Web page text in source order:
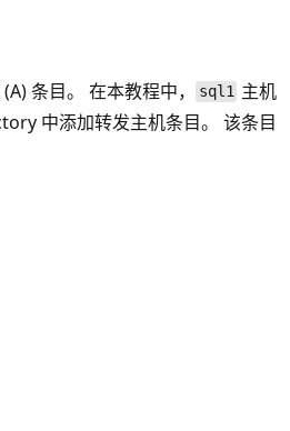
条目。 在本教程中， sql1 主机
中添加转发主机条目。 该条目